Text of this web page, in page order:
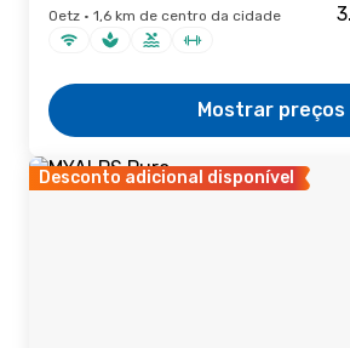
Oetz · 1,6 km de centro da cidade
Mostrar preços
Desconto adicional disponível